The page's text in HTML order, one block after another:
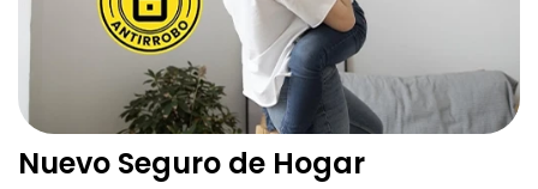
Nuevo Seguro de Hogar